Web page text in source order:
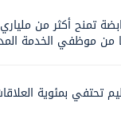
تمنح أكثر من ملياري
موظفي الخدمة المدنية
تحتفي بمئوية